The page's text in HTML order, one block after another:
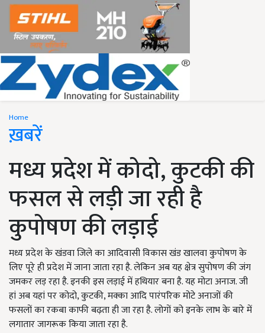
Home
ख़बरें
मध्य प्रदेश में कोदो, कुटकी की
फसल से लड़ी जा रही है
कुपोषण की लड़ाई
मध्य प्रदेश के खंडवा जिले का आदिवासी विकास खंड खालवा कुपोषण के
लिए पूरे ही प्रदेश में जाना जाता रहा है. लेकिन अब यह क्षेत्र सुपोषण की जंग
जमकर लड़ रहा है. इनकी इस लड़ाई में हथियार बना है. यह मोटा अनाज. जी
हां अब यहां पर कोदो, कुटकी, मक्का आदि पारंपरिक मोटे अनाजों की
फसलों का रकबा काफी बढ़ता ही जा रहा है. लोगों को इनके लाभ के बारे में
लगातार जागरूक किया जाता रहा है.